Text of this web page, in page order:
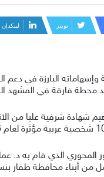
تويتر لينكدإن
وإسهاماته البارزة في
محطة فارقة في المشهد
شهادة شرفية عليا من
المحوري الذي قام به
الإيمان بالكفاءات المحلية وقدرتها على تقديم أعمال فنية تحمل الهوية